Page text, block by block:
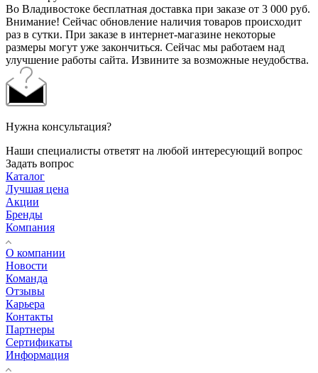
Во Владивостоке бесплатная доставка при заказе от 3 000 руб.
Внимание! Сейчас обновление наличия товаров происходит
раз в сутки. При заказе в интернет-магазине некоторые
размеры могут уже закончиться. Сейчас мы работаем над
улучшение работы сайта. Извините за возможные неудобства.
Нужна консультация?
Наши специалисты ответят на любой интересующий вопрос
Задать вопрос
Каталог
Лучшая цена
Акции
Бренды
Компания
О компании
Новости
Команда
Отзывы
Карьера
Контакты
Партнеры
Сертификаты
Информация